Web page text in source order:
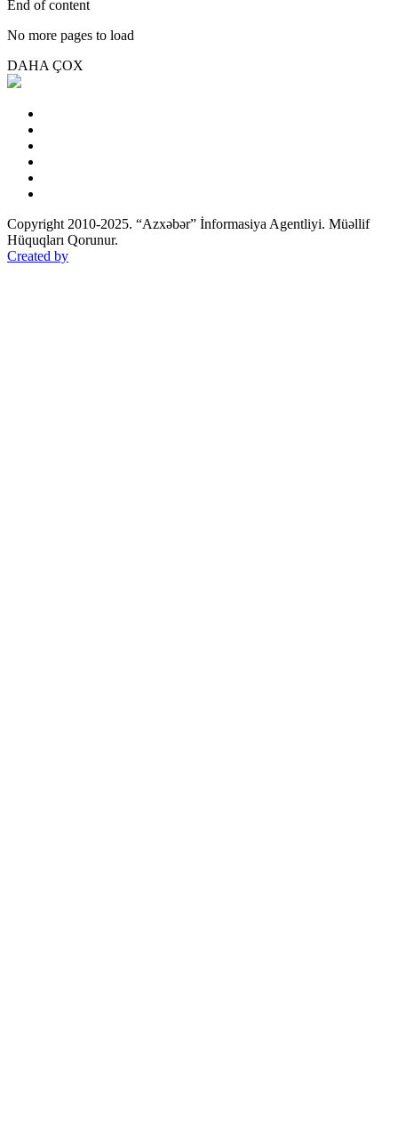
End of content
No more pages to load
DAHA ÇOX
Copyright 2010-2025. “Azxəbər” İnformasiya Agentliyi. Müəllif
Hüquqları Qorunur.
Created by